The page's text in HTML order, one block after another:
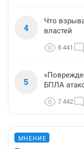
4
Что
властей
8 441
5
БПЛА
7 442
МНЕНИЕ